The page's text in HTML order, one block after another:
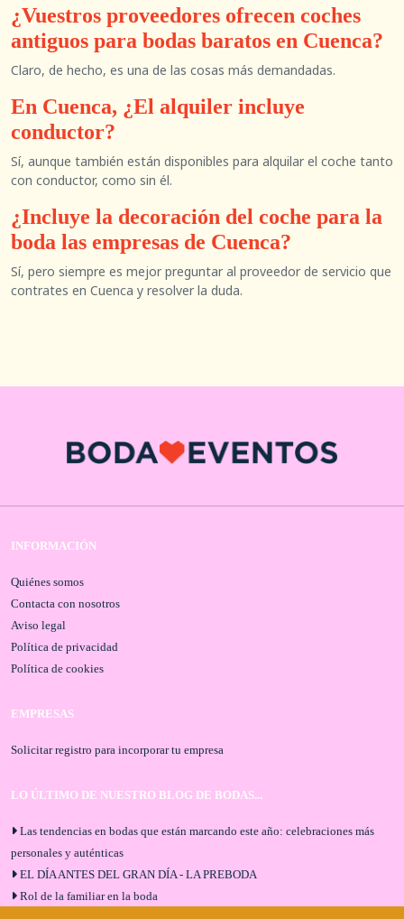
¿Vuestros proveedores ofrecen coches
antiguos para bodas baratos en Cuenca?
Claro, de hecho, es una de las cosas más demandadas.
En Cuenca, ¿El alquiler incluye
conductor?
Sí, aunque también están disponibles para alquilar el coche tanto
con conductor, como sin él.
¿Incluye la decoración del coche para la
boda las empresas de Cuenca?
Sí, pero siempre es mejor preguntar al proveedor de servicio que
contrates en Cuenca y resolver la duda.
INFORMACIÓN
Quiénes somos
Contacta con nosotros
Aviso legal
Política de privacidad
Política de cookies
EMPRESAS
Solicitar registro para incorporar tu empresa
LO ÚLTIMO DE NUESTRO BLOG DE BODAS...
Las tendencias en bodas que están marcando este año: celebraciones más
personales y auténticas
EL DÍA ANTES DEL GRAN DÍA - LA PREBODA
Rol de la familiar en la boda